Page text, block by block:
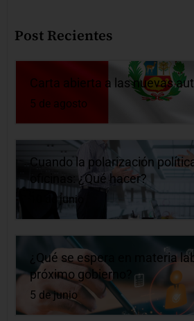
Post Recientes
Carta abierta a las nuevas
5 de agosto
Cuando la polarización
oficinas: ¿Qué hacer?
10 de junio
¿Qué se espera en materia
próximo gobierno?
5 de junio